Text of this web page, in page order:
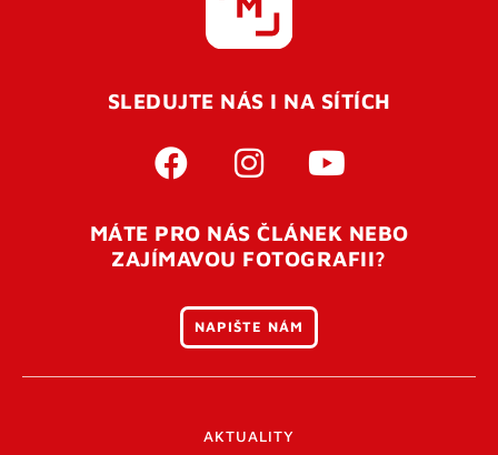
Pro úspěšné dokončení registrace je potřeba
vaší e-mailovouadresu. Po úspěšném odeslání
otevření tohoto odkazu se váš účet ověří a můžete se
přihlásit. Nezapomeňte zkontrolovat složku SPAM ve
SLEDUJTE NÁS I NA SÍTÍCH
MÁTE PRO NÁS ČLÁNEK NEBO
ZAJÍMAVOU FOTOGRAFII?
NAPIŠTE NÁM
AKTUALITY